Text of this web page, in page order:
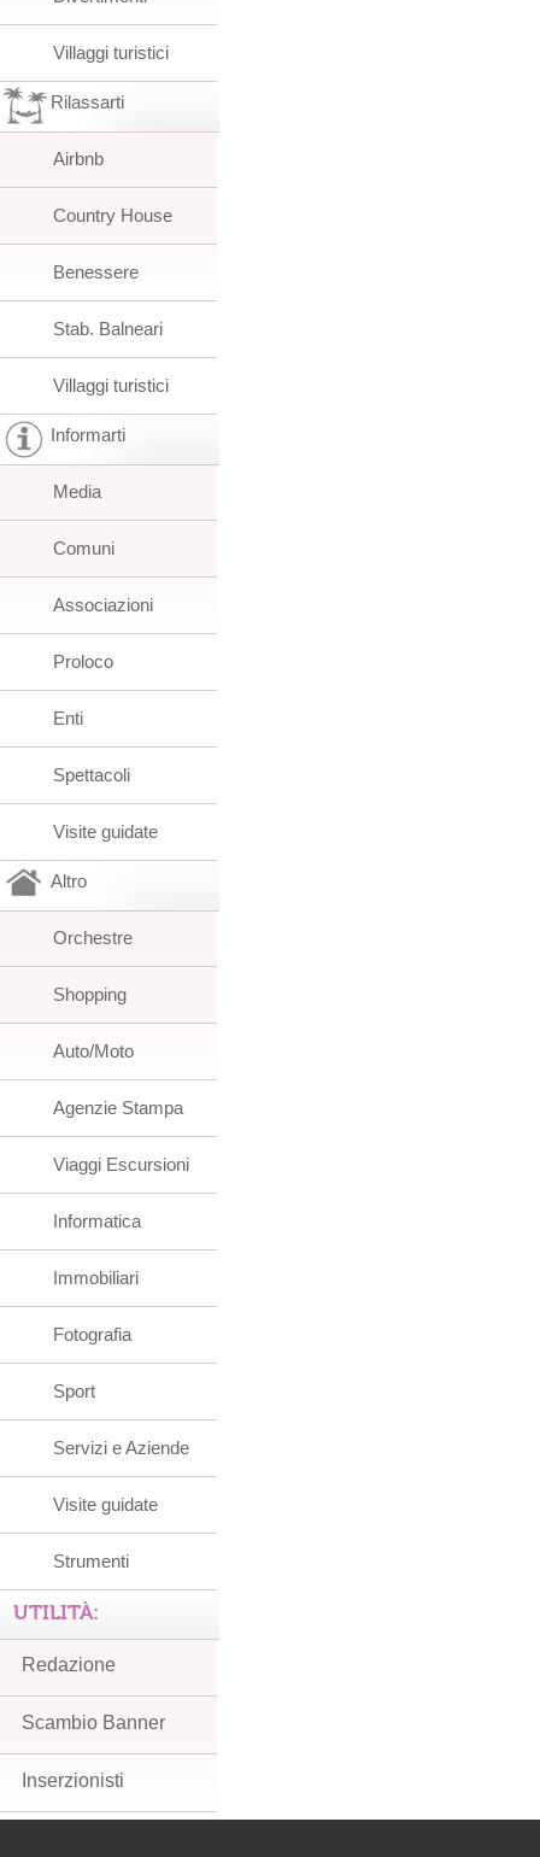
Villaggi turistici
Rilassarti
Airbnb
Country House
Benessere
Stab. Balneari
Villaggi turistici
Informarti
Media
Comuni
Associazioni
Proloco
Enti
Spettacoli
Visite guidate
Altro
Orchestre
Shopping
Auto/Moto
Agenzie Stampa
Viaggi Escursioni
Informatica
Immobiliari
Fotografia
Sport
Servizi e Aziende
Visite guidate
Strumenti
UTILITÀ:
Redazione
Scambio Banner
Inserzionisti